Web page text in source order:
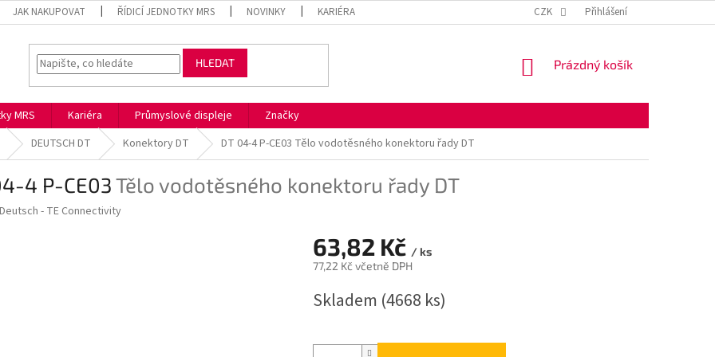
JAK NAKUPOVAT ŘÍDICÍ JEDNOTKY MRS NOVINKY KARIÉRA OBCHODNÍ PODMÍNKY
CZK Přihlášení
HLEDAT
NÁKUPNÍ
Prázdný košík
MRS Kariéra Průmyslové displeje
Značky
DEUTSCH DT Konektory DT DT 04-4 P-CE03 Tělo vodotěsného konektoru řady DT
4 P-CE03Tělo vodotěsného konektoru řady DT
Deutsch - TE Connectivity
63,82 Kč / ks
77,22 Kč včetně DPH
cena:
Skladem (4668 ks)